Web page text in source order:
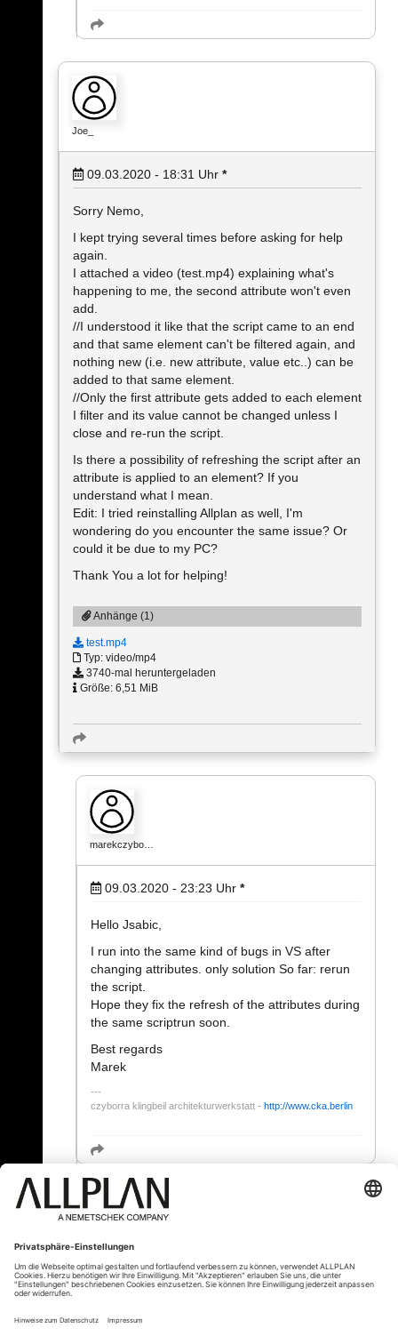
Joe_
09.03.2020 - 18:31 Uhr *
Sorry Nemo,
I kept trying several times before asking for help
again.
I attached a video (test.mp4) explaining what's
happening to me, the second attribute won't even
add.
//I understood it like that the script came to an end
and that same element can't be filtered again, and
nothing new (i.e. new attribute, value etc..) can be
added to that same element.
//Only the first attribute gets added to each element
I filter and its value cannot be changed unless I
close and re-run the script.
Is there a possibility of refreshing the script after an
attribute is applied to an element? If you
understand what I mean.
Edit: I tried reinstalling Allplan as well, I'm
wondering do you encounter the same issue? Or
could it be due to my PC?
Thank You a lot for helping!
Anhänge (1)
test.mp4
Typ: video/mp4
3740-mal heruntergeladen
Größe: 6,51 MiB
marekczybo…
09.03.2020 - 23:23 Uhr *
Hello Jsabic,
I run into the same kind of bugs in VS after
changing attributes. only solution So far: rerun
the script.
Hope they fix the refresh of the attributes during
the same scriptrun soon.
Best regards
Marek
czyborra klingbeil architekturwerkstatt - http://www.cka.berlin
« Zurück